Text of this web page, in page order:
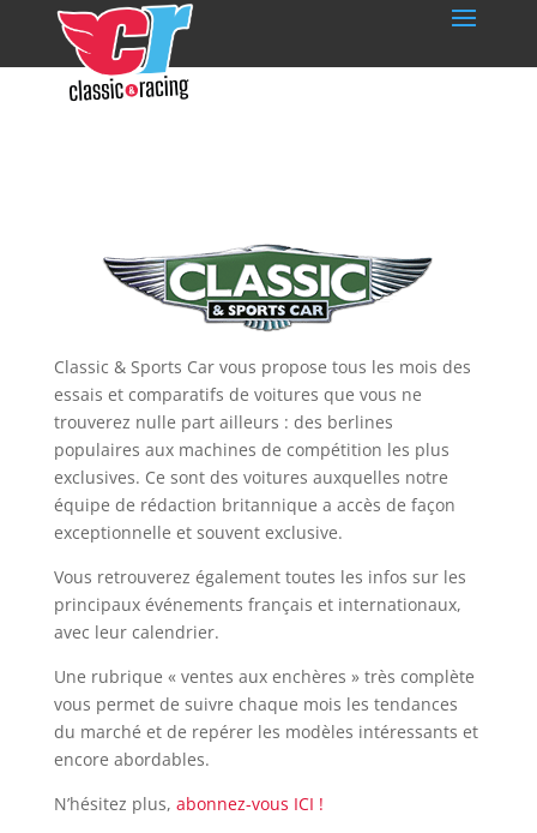
Classic & Sports Car vous propose tous les mois des
essais et comparatifs de voitures que vous ne
trouverez nulle part ailleurs : des berlines
populaires aux machines de compétition les plus
exclusives. Ce sont des voitures auxquelles notre
équipe de rédaction britannique a accès de façon
exceptionnelle et souvent exclusive.
Vous retrouverez également toutes les infos sur les
principaux événements français et internationaux,
avec leur calendrier.
Une rubrique « ventes aux enchères » très complète
vous permet de suivre chaque mois les tendances
du marché et de repérer les modèles intéressants et
encore abordables.
N’hésitez plus, abonnez-vous ICI !